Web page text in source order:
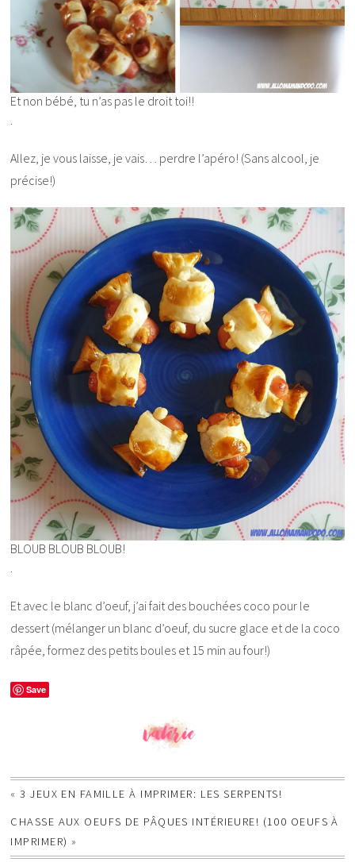
Et non bébé, tu n’as pas le droit toi!!
.
Allez, je vous laisse, je vais… perdre l’apéro! (Sans alcool, je
précise!)
BLOUB BLOUB BLOUB!
Et avec le blanc d’oeuf, j’ai fait des bouchées coco pour le
dessert (mélanger un blanc d’oeuf, du sucre glace et de la coco
râpée, formez des petits boules et 15 min au four!)
Save
«3 JEUX EN FAMILLE À IMPRIMER: LES SERPENTS!
CHASSE AUX OEUFS DE PÂQUES INTÉRIEURE! (100 OEUFS À
IMPRIMER) »